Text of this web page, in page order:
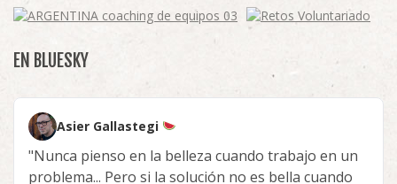
EN BLUESKY
Asier Gallastegi
"Nunca pienso en la belleza cuando trabajo en un
problema... Pero si la solución no es bella cuando